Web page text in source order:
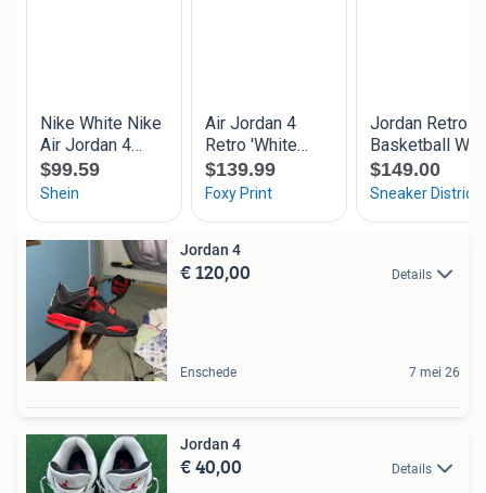
Jordan 4
€ 120,00 Details
Enschede 7 mei 26
Jordan 4
€ 40,00 Details